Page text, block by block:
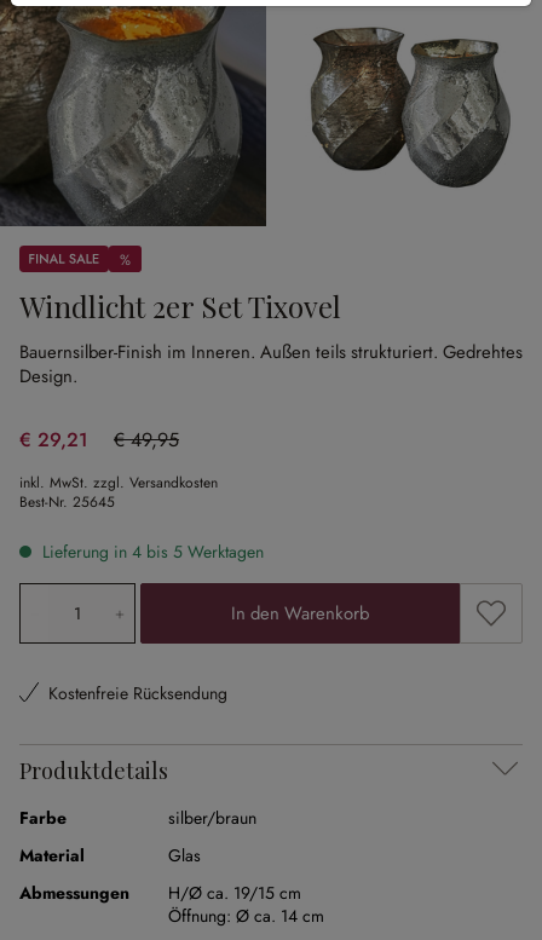
Sale %
%
Windlicht 2er Set Tixovel
Bauernsilber-Finish im Inneren. Außen teils strukturiert. Gedrehtes
Design.
€ 29,21 € 49,95
(41.52% gespart)
inkl. MwSt. zzgl. Versandkosten
Best-Nr. 25645
Lieferung in 4 bis 5 Werktagen
Produkt Anzahl: Gib den gewünschten Wert ein oder
In den Warenkorb Zum
Kostenfreie Rücksendung
Produktdetails
Farbe
silber/braun
Material
Glas
Abmessungen
H/Ø ca. 19/15 cm
Öffnung: Ø ca. 14 cm